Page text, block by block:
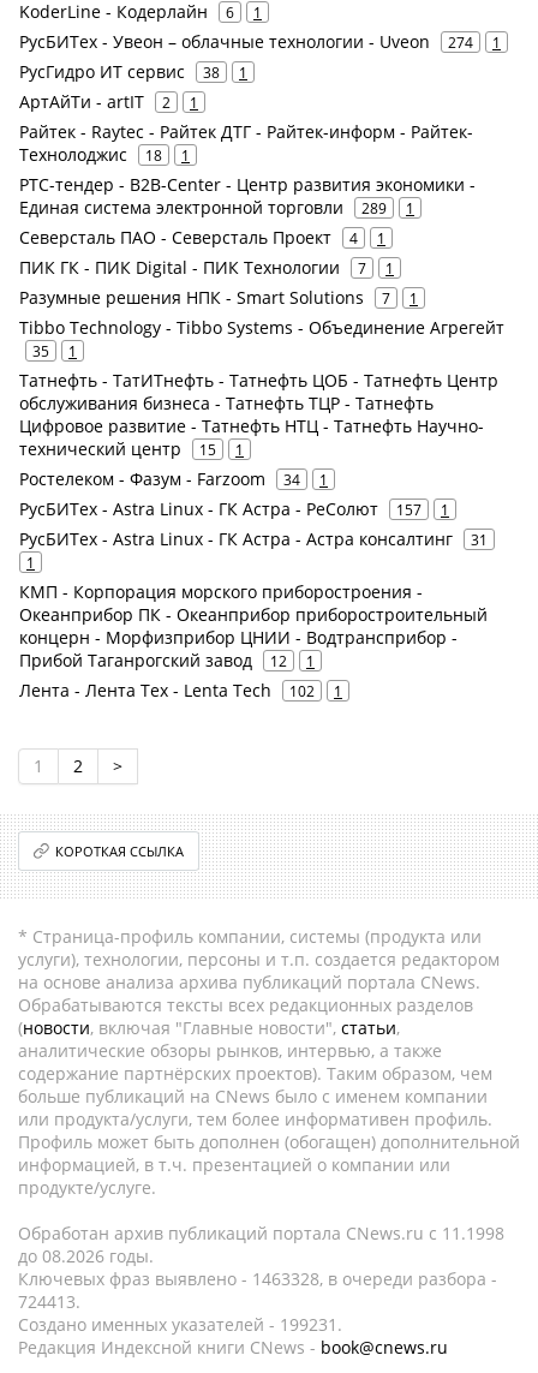
KoderLine - Кодерлайн 6 1
РусБИТех - Увеон – облачные технологии - Uveon 274 1
РусГидро ИТ сервис 38 1
АртАйТи - artIT 2 1
Райтек - Raytec - Райтек ДТГ - Райтек-информ - Райтек-
Технолоджис
18 1
РТС-тендер - B2B-Center - Центр развития экономики -
Единая система электронной торговли
289 1
Северсталь ПАО - Северсталь Проект 4 1
ПИК ГК - ПИК Digital - ПИК Технологии 7 1
Разумные решения НПК - Smart Solutions 7 1
Tibbo Technology - Tibbo Systems - Объединение Агрегейт
35 1
Татнефть - ТатИТнефть - Татнефть ЦОБ - Татнефть Центр
обслуживания бизнеса - Татнефть ТЦР - Татнефть
Цифровое развитие - Татнефть НТЦ - Татнефть Научно-
технический центр
15 1
Ростелеком - Фазум - Farzoom 34 1
РусБИТех - Astra Linux - ГК Астра - РеСолют 157 1
РусБИТех - Astra Linux - ГК Астра - Астра консалтинг
31
1
КМП - Корпорация морского приборостроения -
Океанприбор ПК - Океанприбор приборостроительный
концерн - Морфизприбор ЦНИИ - Водтрансприбор -
Прибой Таганрогский завод
12 1
Лента - Лента Тех - Lenta Tech 102 1
1 2 >
КОРОТКАЯ ССЫЛКА
* Страница-профиль компании, системы (продукта или
услуги), технологии, персоны и т.п. создается редактором
на основе анализа архива публикаций портала CNews.
Обрабатываются тексты всех редакционных разделов
(новости, включая "Главные новости", статьи,
аналитические обзоры рынков, интервью, а также
содержание партнёрских проектов). Таким образом, чем
больше публикаций на CNews было с именем компании
или продукта/услуги, тем более информативен профиль.
Профиль может быть дополнен (обогащен) дополнительной
информацией, в т.ч. презентацией о компании или
продукте/услуге.
Обработан архив публикаций портала CNews.ru c 11.1998
до 08.2026 годы.
Ключевых фраз выявлено - 1463328, в очереди разбора -
724413.
Создано именных указателей - 199231.
Редакция Индексной книги CNews - book@cnews.ru